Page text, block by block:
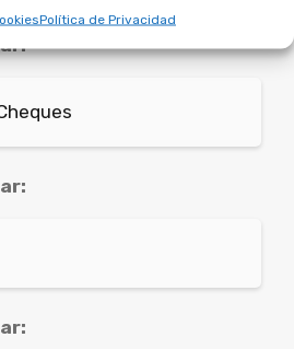
Política de Privacidad